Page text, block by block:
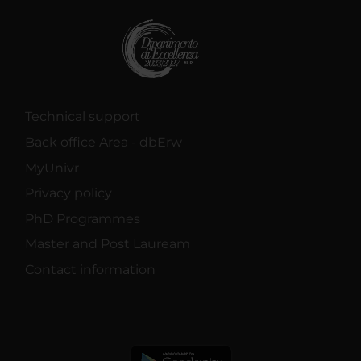
Technical support
Back office Area - dbErw
MyUnivr
Privacy policy
PhD Programmes
Master and Post Lauream
Contact information